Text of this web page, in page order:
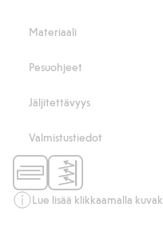
Tuotenumero
Materiaali
Pesuohjeet
Jäljitettävyys
Valmistustiedot
Lue lisää klikkaamalla